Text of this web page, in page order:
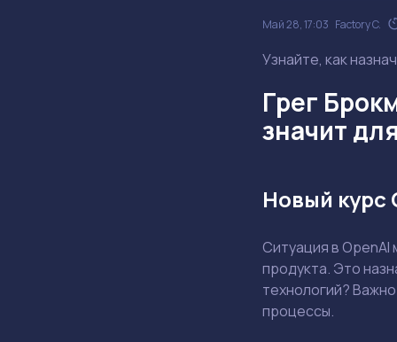
Май 28, 17:03 Factory C.
Узнайте, как
Грег
значит
Новый курс
Ситуация в
продукта. Это
технологий?
процессы.